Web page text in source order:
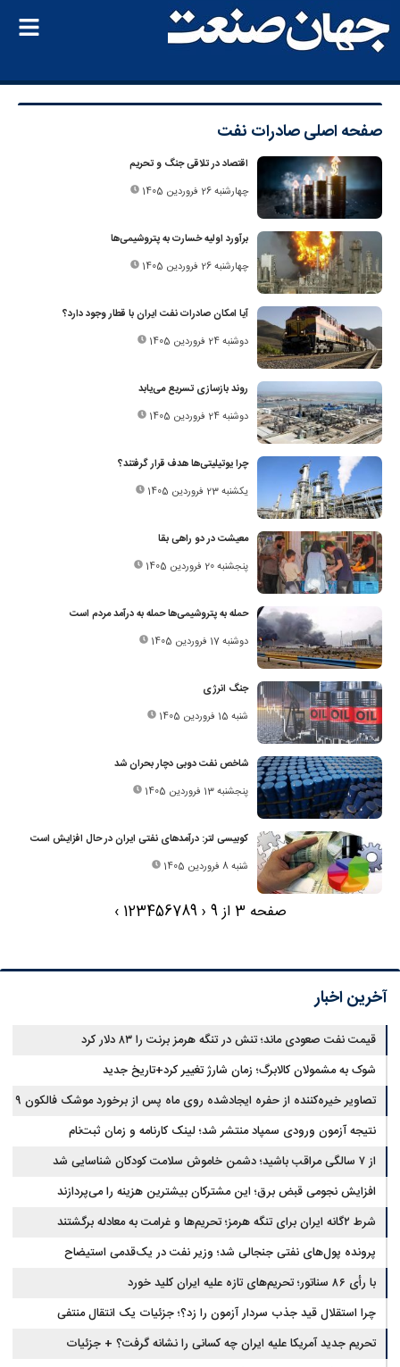
صفحه اصلیصادرات نفت
اقتصاد در تلاقی جنگ و تحریم
چهارشنبه 26 فروردین 1405
برآورد اولیه خسارت به پتروشیمی‌ها
چهارشنبه 26 فروردین 1405
آیا امکان صادرات نفت ایران با قطار وجود دارد؟
دوشنبه 24 فروردین 1405
روند بازسازی تسریع می‌یابد
دوشنبه 24 فروردین 1405
چرا یوتیلیتی‌ها هدف قرار گرفتند؟
یکشنبه 23 فروردین 1405
معیشت در دو راهی بقا
پنجشنبه 20 فروردین 1405
حمله به پتروشیمی‌ها حمله به درآمد مردم‌ است
دوشنبه 17 فروردین 1405
جنگ انرژی
شنبه 15 فروردین 1405
شاخص نفت دوبی دچار بحران شد
پنجشنبه 13 فروردین 1405
کوبیسی لتر: درآمدهای نفتی ایران در حال افزایش است
شنبه 8 فروردین 1405
صفحه 3 از 9 ‹
123456789
›
آخرین اخبار
قیمت نفت صعودی ماند؛ تنش در تنگه هرمز برنت را ۸۳ دلار کرد
شوک به مشمولان کالابرگ؛ زمان شارژ تغییر کرد+تاریخ جدید
تصاویر خیره‌کننده از حفره ایجادشده روی ماه پس از برخورد موشک فالکون ۹
نتیجه آزمون ورودی سمپاد منتشر شد؛ لینک کارنامه و زمان ثبت‌نام
از ۷ سالگی مراقب باشید؛ دشمن خاموش سلامت کودکان شناسایی شد
افزایش نجومی قبض برق؛ این مشترکان بیشترین هزینه را می‌پردازند
شرط ۲گانه ایران برای تنگه هرمز؛ تحریم‌ها و غرامت به معادله برگشتند
پرونده پول‌های نفتی جنجالی شد؛ وزیر نفت در یک‌قدمی استیضاح
با رأی ۸۶ سناتور؛ تحریم‌های تازه علیه ایران کلید خورد
چرا استقلال قید جذب سردار آزمون را زد؟؛ جزئیات یک انتقال منتفی
تحریم جدید آمریکا علیه ایران چه کسانی را نشانه گرفت؟ + جزئیات